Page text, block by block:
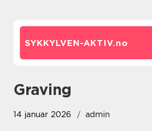
SYKKYLVEN-AKTIV.no
Graving
14 januar 2026 admin